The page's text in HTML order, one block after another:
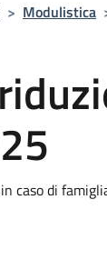
> Modulistica
caso di